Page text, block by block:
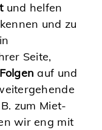
und helfen
und zu
Seite,
auf und
zum Miet-
wir eng mit